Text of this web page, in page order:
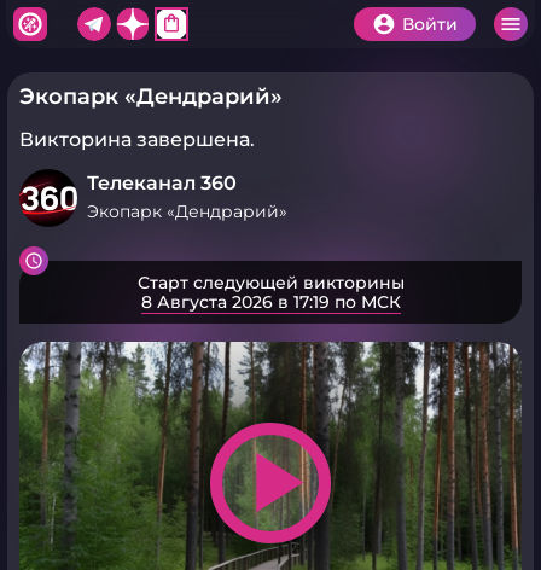
shopping_bag Войти
Экопарк «Дендрарий»
Викторина завершена.
Телеканал 360
Экопарк «Дендрарий»
Старт следующей викторины
8 Августа 2026 в 17:19 по МСК
play_arrow